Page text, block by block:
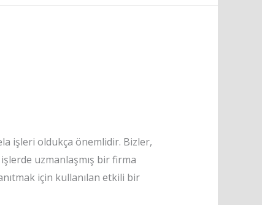
işleri oldukça önemlidir. Bizler,
uzmanlaşmış bir firma
için kullanılan etkili bir